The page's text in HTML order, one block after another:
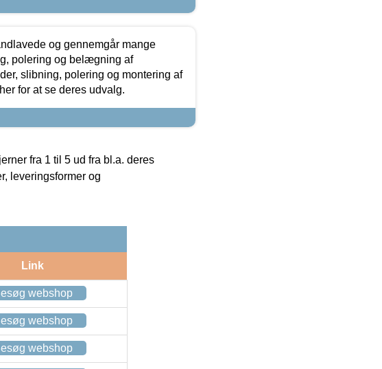
og gennemgår mange
polering og belægning af
slibning, polering og montering af
for at se deres udvalg.
fra 1 til 5 ud fra bl.a. deres
leveringsformer og
Link
webshop
webshop
webshop